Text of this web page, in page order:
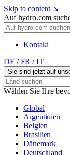
Skip to content ↘
Auf hydro.com
Kontakt
DE / FR / IT
Sie sind jetzt auf
Wählen Sie Ihre
Global
Argentinien
Belgien
Brasilien
Dänemark
Deutschland